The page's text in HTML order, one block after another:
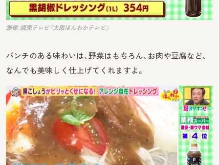
画像：読売テレビ『大阪ほんわかテレビ』
パンチのある味わいは、野菜はもちろん、お肉や豆腐など、
なんでも美味しく仕上げてくれますよ。